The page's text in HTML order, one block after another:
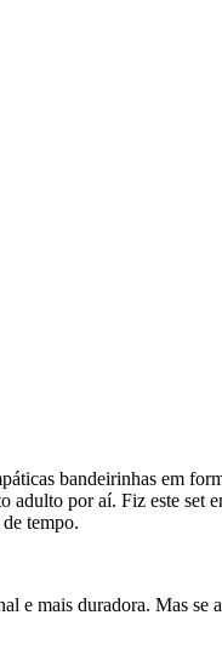
bandeirinhas em
adulto por aí. Fiz este
tempo.
e mais duradora. Mas